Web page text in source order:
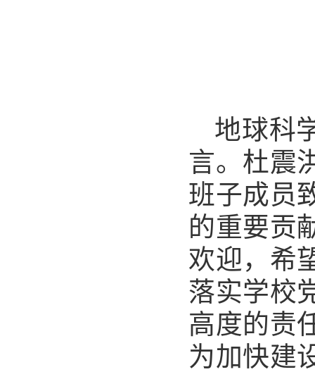
地球科
言。杜震
班子成员
的重要贡
欢迎，希
落实学校
高度的责
为加快建